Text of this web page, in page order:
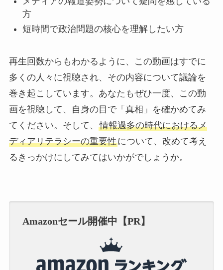
方
短時間で政治問題の核心を理解したい方
再生回数からもわかるように、この動画はすでに
多くの人々に視聴され、その内容について議論を
巻き起こしています。あなたもぜひ一度、この動
画を視聴して、自身の目で「真相」を確かめてみ
てください。そして、 情報過多の時代におけるメ
ディアリテラシーの重要性について、改めて考え
るきっかけにしてみてはいかがでしょうか。
Amazonセール開催中【PR】